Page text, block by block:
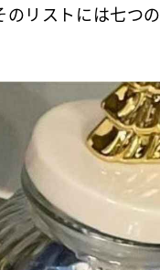
のリストには七つの